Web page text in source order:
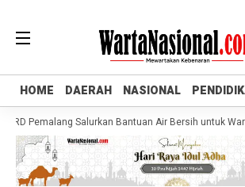
HOME DAERAH NASIONAL
HOME DAERAH NASIONAL
Pemalang Salurkan Bantuan Air Bersih untuk